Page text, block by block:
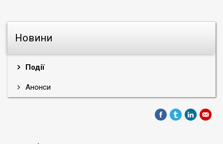
Новини
Події
Анонси